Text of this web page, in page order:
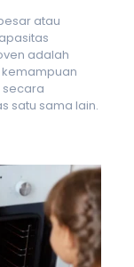
atau
adalah
satu sama lain.